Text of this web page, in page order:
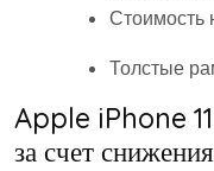
Стоимость
Толстые
Apple iPhone
за счет